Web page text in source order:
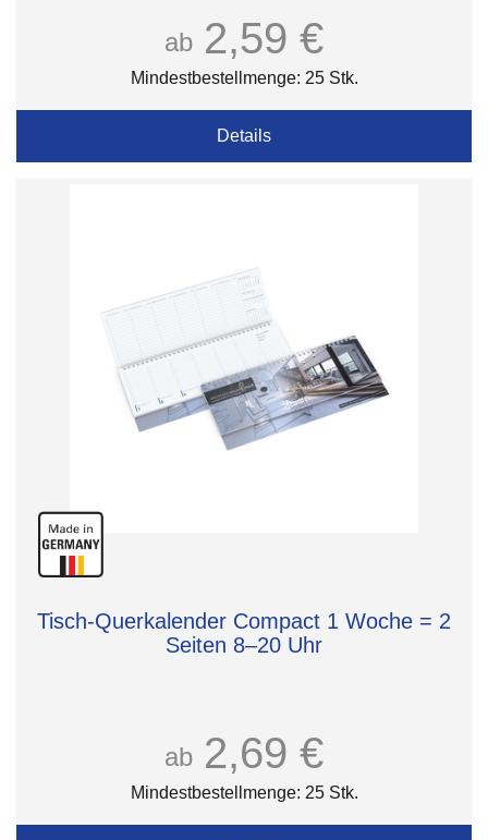
ab 2,59 €
Mindestbestellmenge: 25 Stk.
Details
Tisch-Querkalender Compact 1 Woche = 2
Seiten 8–20 Uhr
ab 2,69 €
Mindestbestellmenge: 25 Stk.